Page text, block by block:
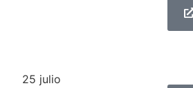
25 julio